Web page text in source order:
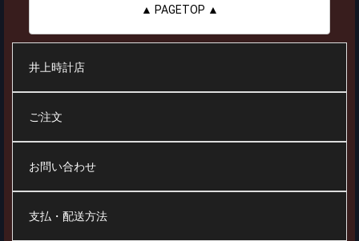
▲ PAGETOP ▲
井上時計店
ご注文
お問い合わせ
支払・配送方法